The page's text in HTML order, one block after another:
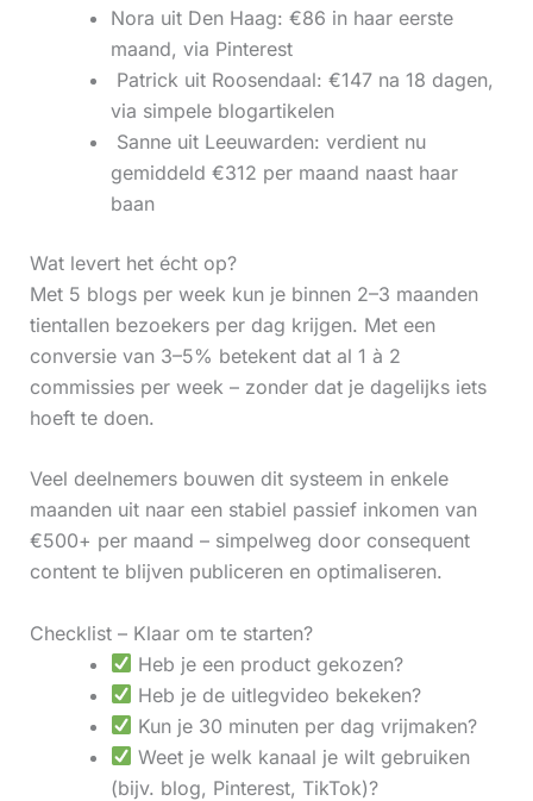
Nora uit Den Haag: €86 in haar eerste
maand, via Pinterest
‍ Patrick uit Roosendaal: €147 na 18 dagen,
via simpele blogartikelen
‍ Sanne uit Leeuwarden: verdient nu
gemiddeld €312 per maand naast haar
baan
Wat levert het écht op?
Met 5 blogs per week kun je binnen 2–3 maanden
tientallen bezoekers per dag krijgen. Met een
conversie van 3–5% betekent dat al 1 à 2
commissies per week – zonder dat je dagelijks iets
hoeft te doen.
Veel deelnemers bouwen dit systeem in enkele
maanden uit naar een stabiel passief inkomen van
€500+ per maand – simpelweg door consequent
content te blijven publiceren en optimaliseren.
Checklist – Klaar om te starten?
Heb je een product gekozen?
Heb je de uitlegvideo bekeken?
Kun je 30 minuten per dag vrijmaken?
Weet je welk kanaal je wilt gebruiken
(bijv. blog, Pinterest, TikTok)?